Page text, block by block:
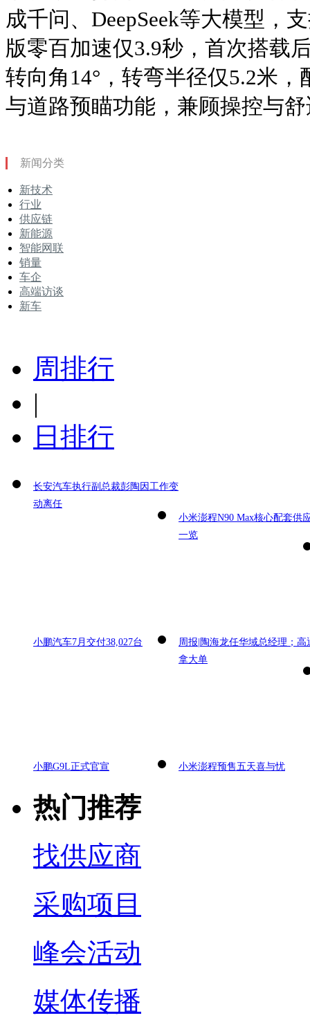
成千问、DeepSeek等大模型，
版零百加速仅3.9秒，首次搭载
转向角14°，转弯半径仅5.2米
与道路预瞄功能，兼顾操控与
新闻分类
新技术
行业
供应链
新能源
智能网联
销量
车企
高端访谈
新车
周排行
|
日排行
长安汽车执行副总裁彭陶因工作变
动离任
小米澎程N90 Max核心配套供
一览
小鹏汽车7月交付38,027台
周报|陶海龙任华域总经理；高
拿大单
小鹏G9L正式官宣 小米澎程预售五天喜与忧
热门推荐
找供应商
采购项目
峰会活动
媒体传播